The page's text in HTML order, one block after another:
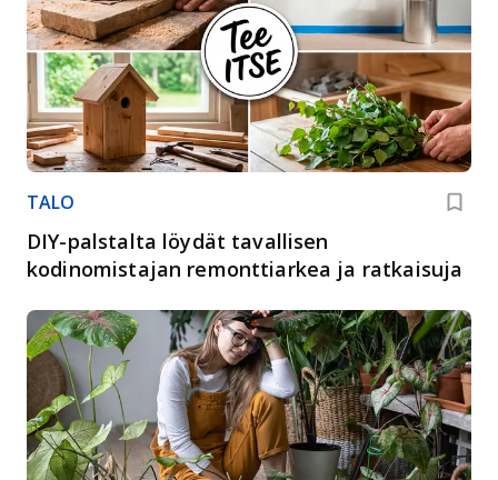
TALO
DIY-palstalta löydät tavallisen
kodinomistajan remonttiarkea ja ratkaisuja